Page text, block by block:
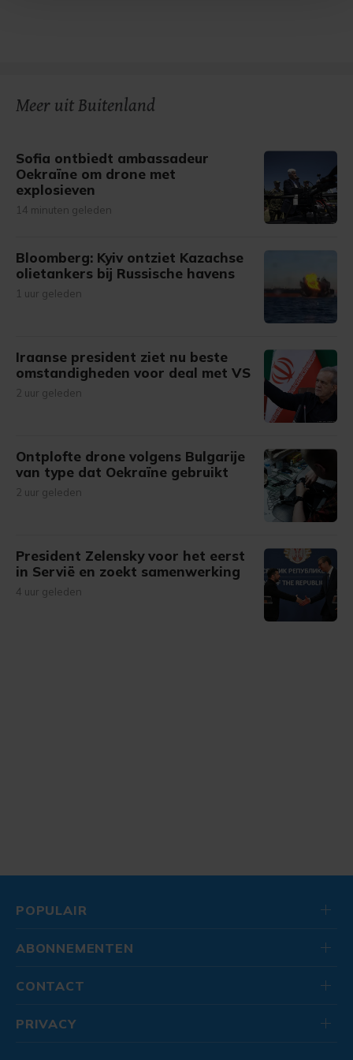
Meer uit Buitenland
Sofia ontbiedt ambassadeur
Oekraïne om drone met
explosieven
14 minuten geleden
Bloomberg: Kyiv ontziet Kazachse
olietankers bij Russische havens
1 uur geleden
Iraanse president ziet nu beste
omstandigheden voor deal met VS
2 uur geleden
Ontplofte drone volgens Bulgarije
van type dat Oekraïne gebruikt
2 uur geleden
President Zelensky voor het eerst
in Servië en zoekt samenwerking
4 uur geleden
POPULAIR
ABONNEMENTEN
CONTACT
PRIVACY